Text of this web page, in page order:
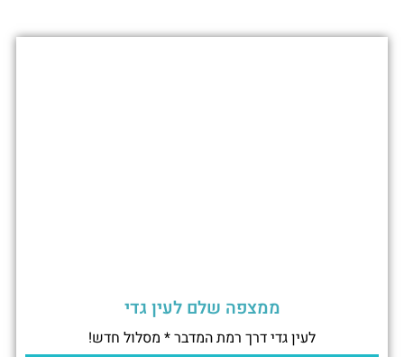
ממצפה שלם לעין גדי
לעין גדי דרך רמת המדבר * מסלול חדש!